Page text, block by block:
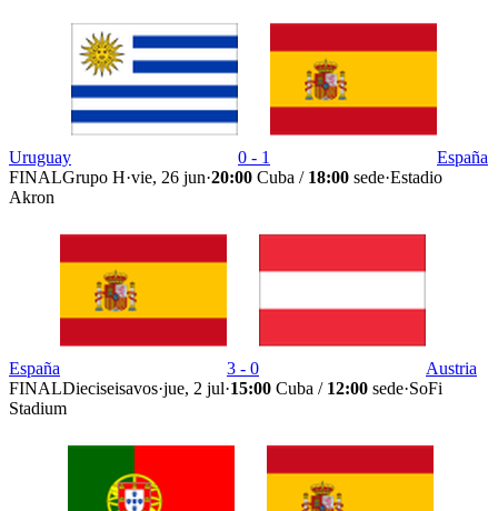
Uruguay 0 - 1
España
FINALGrupo H·vie, 26 jun·20:00 Cuba / 18:00 sede·Estadio
Akron
España 3 - 0
Austria
FINALDieciseisavos·jue, 2 jul·15:00 Cuba / 12:00 sede·SoFi
Stadium